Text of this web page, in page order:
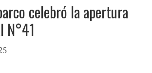
celebró la apertura
N°41